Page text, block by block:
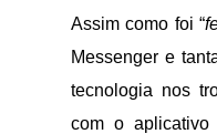
Assim como foi “
Messenger e
tecnologia nos
com o aplicativo